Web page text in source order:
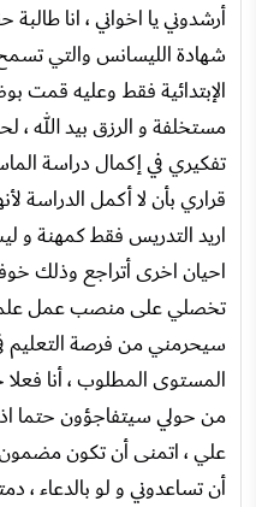
أرشدوني يا اخواني ، انا
شهادة الليسانس والتي
الإبتدائية فقط وعليه قمت
مستخلفة و الرزق بيد الله ،
تفكيري في إكمال دراسة
قراري بأن لا أكمل الدراسة
اريد التدريس فقط كمهنة و
احيان اخرى أتراجع وذلك
تخصلي على منصب عمل
سيحرمني من فرصة التعليم
المستوى المطلوب ، أنا
من حولي سيتفاجؤون حتما
علي ، اتمنى أن تكون
أن تساعدوني و لو بالدعاء ،